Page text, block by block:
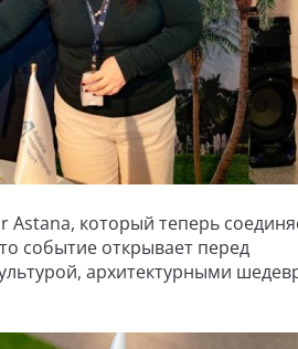
который теперь
событие открывает перед
архитектурными